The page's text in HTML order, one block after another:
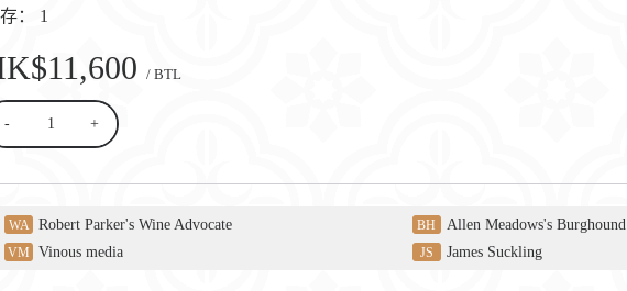
： 1
/ BTL
- +
WA Robert Parker's Wine Advocate BH Allen Meadows's Burghound
VM Vinous media JS James Suckling